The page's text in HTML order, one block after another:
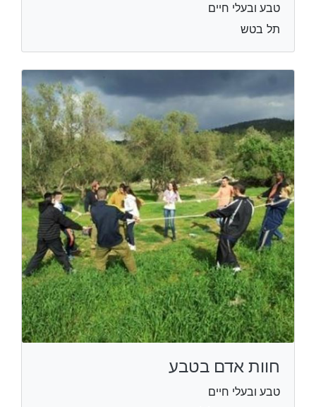
טבע ובעלי חיים
תל בטש
חוות אדם בטבע
טבע ובעלי חיים